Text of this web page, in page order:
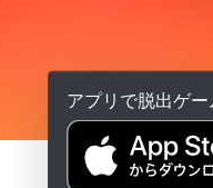
アプリで脱出ゲ